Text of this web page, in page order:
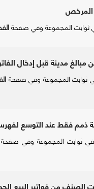
المرخص
ثوابت المجموعة وفي صفحة
مدينة قبل إدخال
ثوابت المجموعة وفي صفحة
فقط عند التوسع
في ثوابت المجموعة وفي صفحة
من فواتير البيع